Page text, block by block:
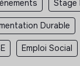
Stage
Durable
Emploi Social